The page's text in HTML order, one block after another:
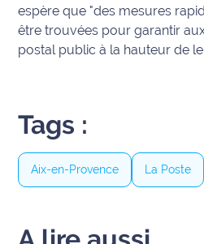
L'invité(e)
de la
rédaction
Maritima
Fil
L'anecdote
espère que "des mesures
être trouvées pour garantir
postal public à la hauteur de
Tags :
Aix-en-Provence La Poste